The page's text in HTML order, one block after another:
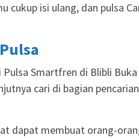
isi ulang, dan pulsa
Smartfren di Blibli
cari di bagian
dapat membuat orang-